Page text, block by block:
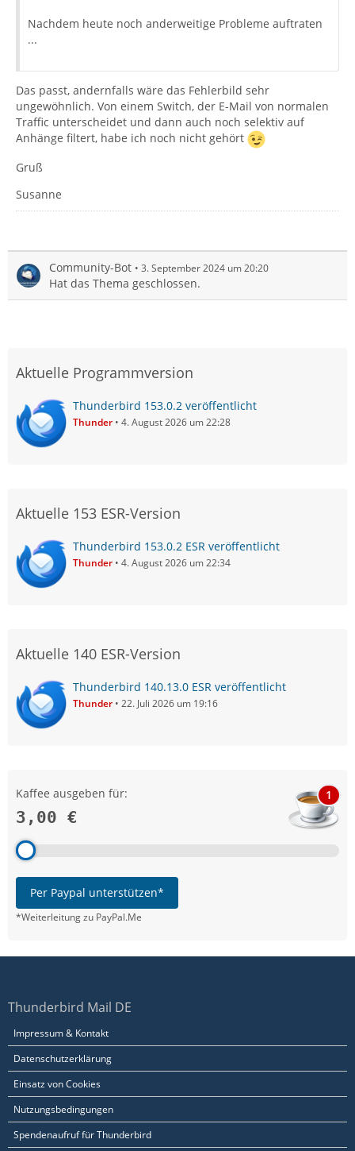
Nachdem heute noch anderweitige Probleme auftraten
...
Das passt, andernfalls wäre das Fehlerbild sehr
ungewöhnlich. Von einem Switch, der E-Mail von normalen
Traffic unterscheidet und dann auch noch selektiv auf
Anhänge filtert, habe ich noch nicht gehört
Gruß
Susanne
Community-Bot 3. September 2024 um 20:20
Hat das Thema geschlossen.
Aktuelle Programmversion
Thunderbird 153.0.2 veröffentlicht
Thunder 4. August 2026 um 22:28
Aktuelle 153 ESR-Version
Thunderbird 153.0.2 ESR veröffentlicht
Thunder 4. August 2026 um 22:34
Aktuelle 140 ESR-Version
Thunderbird 140.13.0 ESR veröffentlicht
Thunder 22. Juli 2026 um 19:16
Kaffee ausgeben für:
3,00 €
1
Per Paypal unterstützen*
*Weiterleitung zu PayPal.Me
Thunderbird Mail DE
Impressum & Kontakt
Datenschutzerklärung
Einsatz von Cookies
Nutzungsbedingungen
Spendenaufruf für Thunderbird